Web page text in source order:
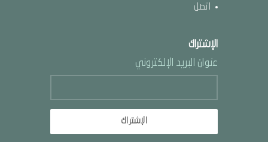
اتصل
الإشتراك
عنوان البريد الإلكتروني
الإشتراك